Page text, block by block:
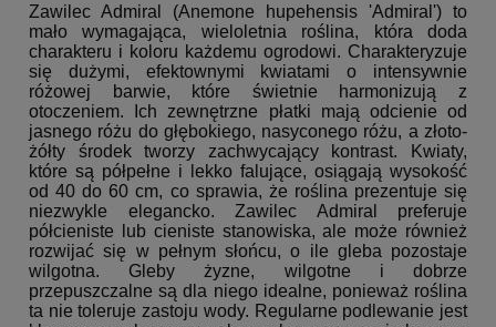
Zawilec Admiral (Anemone hupehensis 'Admiral') to
mało wymagająca, wieloletnia roślina, która doda
charakteru i koloru każdemu ogrodowi. Charakteryzuje
się dużymi, efektownymi kwiatami o intensywnie
różowej barwie, które świetnie harmonizują z
otoczeniem. Ich zewnętrzne płatki mają odcienie od
jasnego różu do głębokiego, nasyconego różu, a złoto-
żółty środek tworzy zachwycający kontrast. Kwiaty,
które są półpełne i lekko falujące, osiągają wysokość
od 40 do 60 cm, co sprawia, że roślina prezentuje się
niezwykle elegancko. Zawilec Admiral preferuje
półcieniste lub cieniste stanowiska, ale może również
rozwijać się w pełnym słońcu, o ile gleba pozostaje
wilgotna. Gleby żyzne, wilgotne i dobrze
przepuszczalne są dla niego idealne, ponieważ roślina
ta nie toleruje zastoju wody. Regularne podlewanie jest